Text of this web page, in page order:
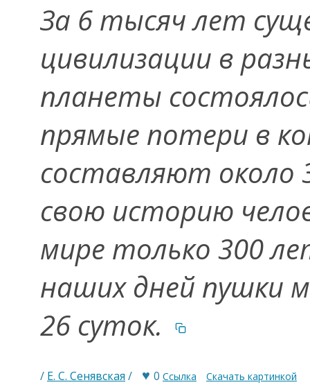
За 6 тысяч лет
цивилизации в
планеты
прямые потери в
составляют около
свою историю
мире только 300
наших дней пушки
26 суток.
/ Е. С. Сенявская / ♥ 0 Ссылка Скачать картинкой